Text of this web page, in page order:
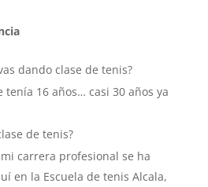
dando clase de tenis?
tenía 16 años… casi 30 años ya
de tenis?
carrera profesional se ha
en la Escuela de tenis Alcala,